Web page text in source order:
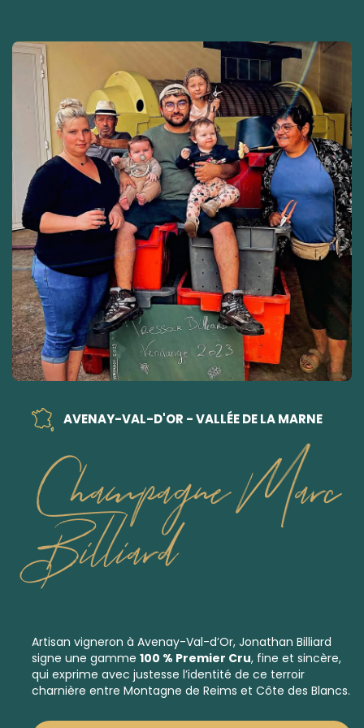
AVENAY-VAL-D'OR - VALLÉE DE LA MARNE
Champagne Marc
Billiard
Artisan vigneron à Avenay-Val-d’Or, Jonathan Billiard
signe une gamme 100 % Premier Cru, fine et sincère,
qui exprime avec justesse l’identité de ce terroir
charnière entre Montagne de Reims et Côte des Blancs.